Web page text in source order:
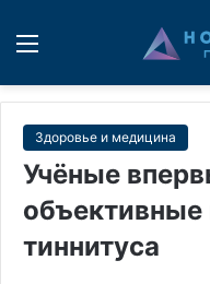
Здоровье и медицина
Учёные
тиннитуса